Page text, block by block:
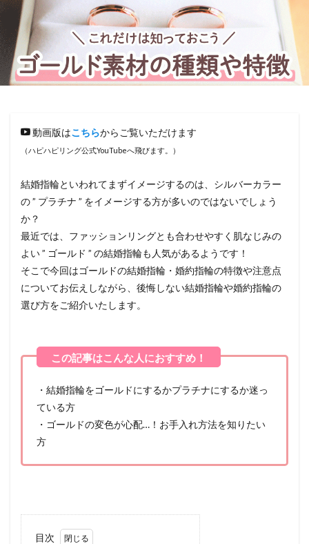
動画版はこちらからご覧いただけます
（ハピハピリング公式YouTubeへ飛びます。）
結婚指輪といわれてまずイメージするのは、シルバーカラー
の ” プラチナ ” をイメージする方が多いのではないでしょう
か？
最近では、ファッションリングとも合わせやすく肌なじみの
よい ” ゴールド ” の結婚指輪も人気があるようです！
そこで今回はゴールドの結婚指輪・婚約指輪の特徴や注意点
についてお伝えしながら、後悔しない結婚指輪や婚約指輪の
選び方をご紹介いたします。
・結婚指輪をゴールドにするかプラチナにするか迷っ
ている方
・ゴールドの変色が心配…！お手入れ方法を知りたい
方
目次